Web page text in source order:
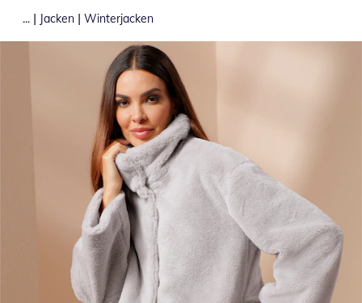
... | Jacken | Winterjacken